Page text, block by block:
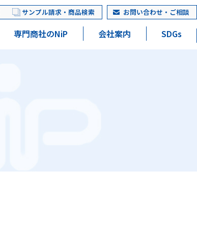
サンプル請求・商品検索 お問い合わせ・ご相談
専門商社のNiP 会社案内 SDGs